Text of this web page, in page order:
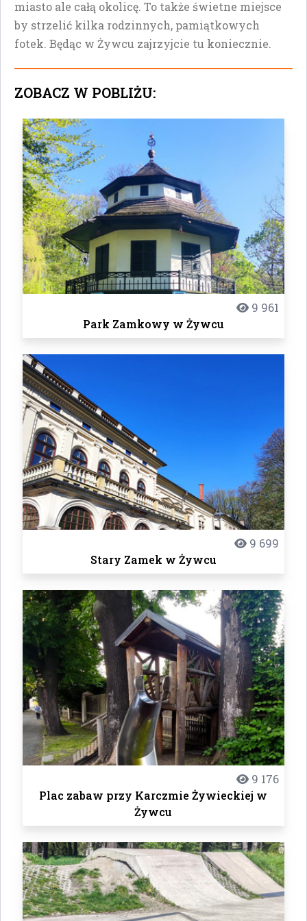
miasto ale całą okolicę. To także świetne miejsce
by strzelić kilka rodzinnych, pamiątkowych
fotek. Będąc w Żywcu zajrzyjcie tu koniecznie.
ZOBACZ W POBLIŻU:
9 961
Park Zamkowy w Żywcu
9 699
Stary Zamek w Żywcu
9 176
Plac zabaw przy Karczmie Żywieckiej w
Żywcu